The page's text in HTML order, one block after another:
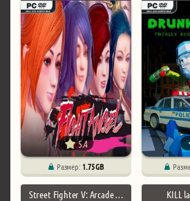
5.4
Размер: 1.75 GB
Street Fighter V: Arcade … KILL